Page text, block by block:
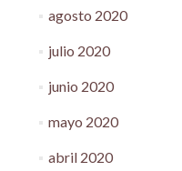
agosto 2020
julio 2020
junio 2020
mayo 2020
abril 2020